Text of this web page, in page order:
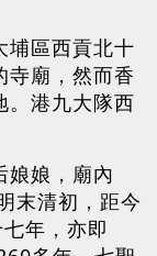
埔區西貢北十
寺廟，然而香
。港九大隊西
娘娘，廟內
末清初，距今
年，亦即